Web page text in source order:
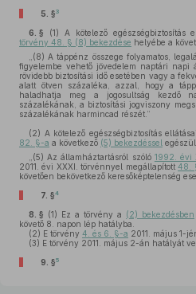
5. §3
6. § (1) A kötelező egészségbiztosítás
törvény 48. § (8) bekezdése helyébe a
„(8) A táppénz összege folyamatos,
figyelembe vehető jövedelem naptári
rövidebb biztosítási idő esetében vagy a
alatt ötven százaléka, azzal, hogy a
haladhatja meg a jogosultság kezdő
százalékának, a biztosítási jogviszony
százalékának harmincad részét.”
(2) A kötelező egészségbiztosítás
82. §-a a következő (5) bekezdéssel
„(5) Az államháztartásról szóló 1992. évi
2011. évi XXXI. törvénnyel megállapított48.
követően bekövetkező keresőképtelenség
7. §4
8. § (1) Ez a törvény a (2) bekezdésben
követő 8. napon lép hatályba.
(2) E törvény 4. és 6. §-a 2011. május 1-
(3) E törvény 2011. május 2-án hatályát
9. §5